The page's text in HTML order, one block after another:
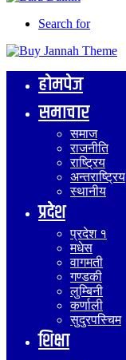
Search for
होमपेज
समाचार
समाज
राजनीति
राष्ट्रिय
अन्तराष्ट्रिय
स्थानीय
प्रदेश
प्रदेश १
मधेस
वागमती
गण्डकी
लुम्बिनी
कर्णाली
सुदुरपस्चिम
शिक्षा